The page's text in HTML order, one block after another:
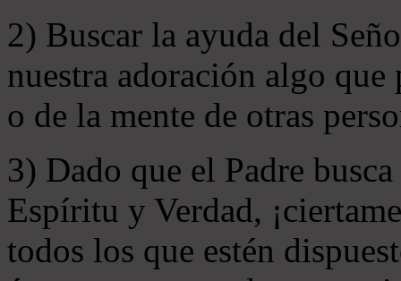
2) Buscar la ayuda del
nuestra adoración algo
o de la mente de otras
3) Dado que el Padre
Espíritu y Verdad,
todos los que estén